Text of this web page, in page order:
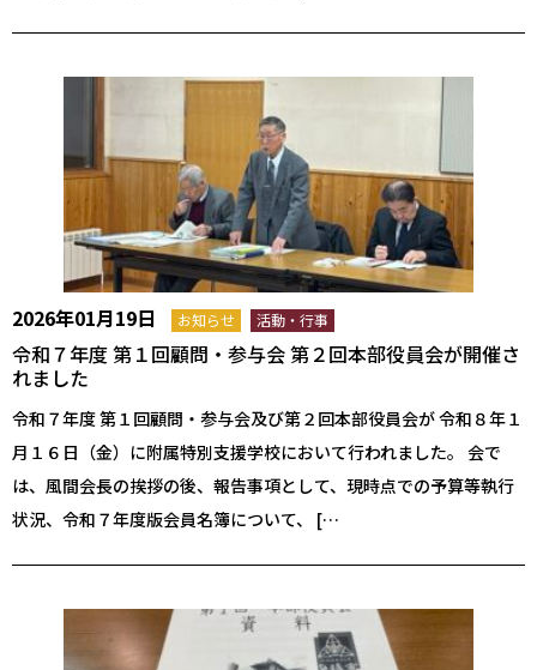
2026年01月19日 お知らせ 活動・行事
令和７年度 第１回顧問・参与会 第２回本部役員会が開催さ
れました
令和７年度 第１回顧問・参与会及び第２回本部役員会が 令和８年１
月１６日（金）に附属特別支援学校において行われました。 会で
は、風間会長の挨拶の後、報告事項として、現時点での予算等執行
状況、令和７年度版会員名簿について、 […